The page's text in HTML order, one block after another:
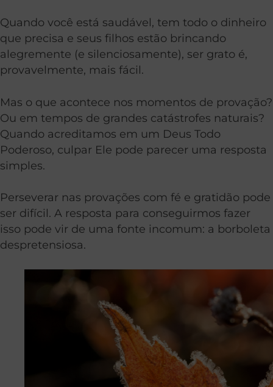
Quando você está saudável, tem todo o dinheiro
que precisa e seus filhos estão brincando
alegremente (e silenciosamente), ser grato é,
provavelmente, mais fácil.
Mas o que acontece nos momentos de provação?
Ou em tempos de grandes catástrofes naturais?
Quando acreditamos em um Deus Todo
Poderoso, culpar Ele pode parecer uma resposta
simples.
Perseverar nas provações com fé e gratidão pode
ser difícil. A resposta para conseguirmos fazer
isso pode vir de uma fonte incomum: a borboleta
despretensiosa.